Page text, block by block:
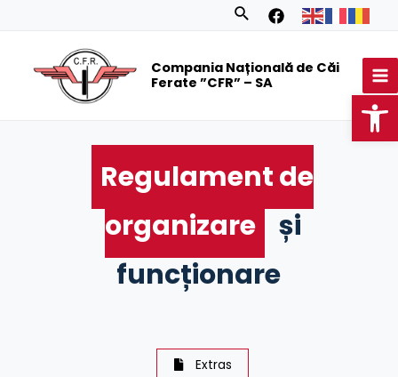
Search
Compania Națională de Căi
Ferate ”CFR” – SA
Regulament de
organizare
și
funcționare
Extras